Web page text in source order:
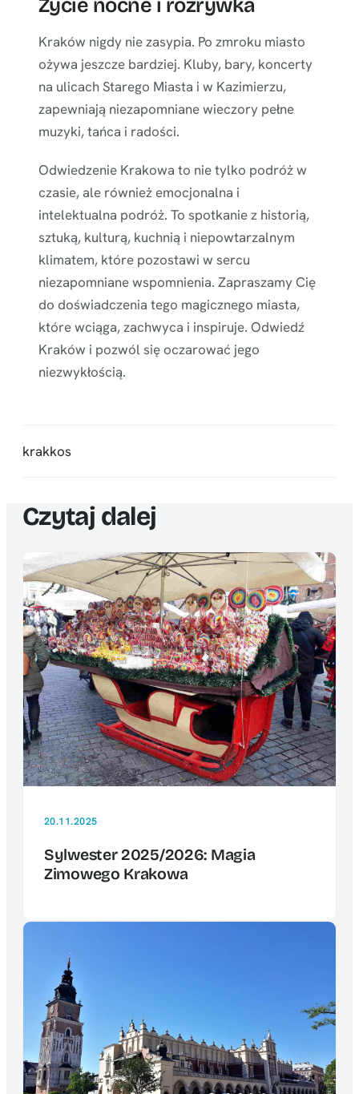
Życie nocne i rozrywka
Kraków nigdy nie zasypia. Po zmroku miasto
ożywa jeszcze bardziej. Kluby, bary, koncerty
na ulicach Starego Miasta i w Kazimierzu,
zapewniają niezapomniane wieczory pełne
muzyki, tańca i radości.
Odwiedzenie Krakowa to nie tylko podróż w
czasie, ale również emocjonalna i
intelektualna podróż. To spotkanie z historią,
sztuką, kulturą, kuchnią i niepowtarzalnym
klimatem, które pozostawi w sercu
niezapomniane wspomnienia. Zapraszamy Cię
do doświadczenia tego magicznego miasta,
które wciąga, zachwyca i inspiruje. Odwiedź
Kraków i pozwól się oczarować jego
niezwykłością.
krakkos
Czytaj dalej
20.11.2025
Sylwester 2025/2026: Magia
Zimowego Krakowa